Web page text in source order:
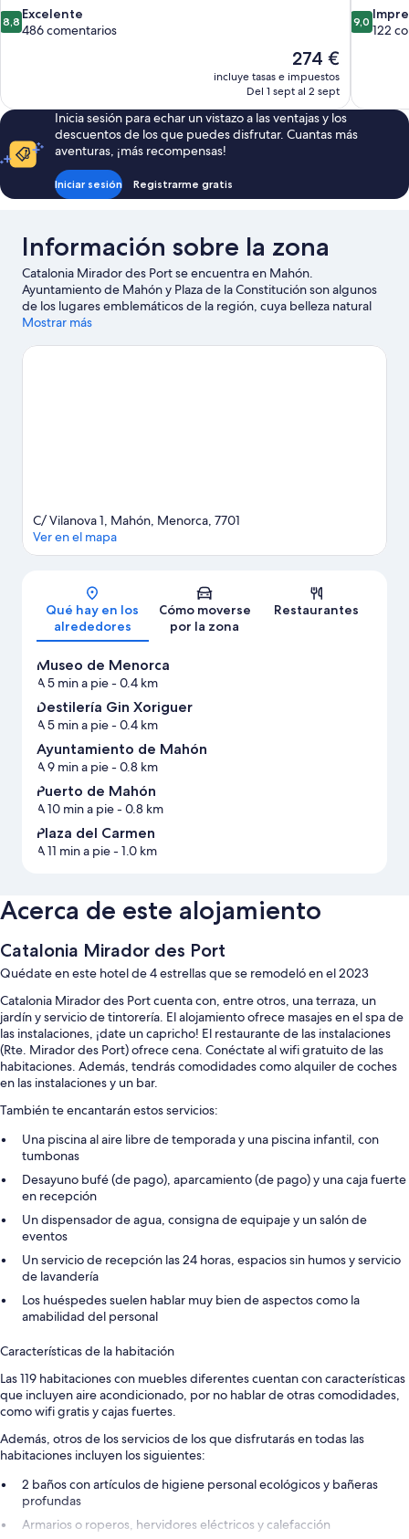
8.8
sobre
8,8 Excelente
486 comentarios
El
precio
actual
de
274 €
274 €
incluye tasas e impuestos
Del 1 sept al 2 sept
9.0
sobre
9,0
122
Inicia sesión para echar un vistazo a las ventajas y los
descuentos de los que puedes disfrutar. Cuantas más
aventuras, ¡más recompensas!
Iniciar sesión Registrarme gratis
Información sobre la zona
Catalonia Mirador des Port se encuentra en Mahón.
Ayuntamiento de Mahón y Plaza de la Constitución son algunos
de los lugares emblemáticos de la región, cuya belleza natural
puedes admirar en Playa de Santo Tomás y Reserva Marina del
acuático Splash Sur Menorca también merecen la pena.
Ver guía
Mostrar más
Mapa
C/ Vilanova 1, Mahón, Menorca, 7701
Ver en el mapa
Qué hay en los
alrededores
Cómo moverse
por la zona
Restaurantes
Museo de Menorca
A 5 min a pie- 0.4 km
Destilería Gin Xoriguer
A 5 min a pie- 0.4 km
Ayuntamiento de Mahón
A 9 min a pie- 0.8 km
Puerto de Mahón
A 10 min a pie- 0.8 km
Plaza del Carmen
A 11 min a pie- 1.0 km
Acerca de este alojamiento
Catalonia Mirador des Port
Quédate en este hotel de 4 estrellas que se remodeló en el 2023
Catalonia Mirador des Port cuenta con, entre otros, una terraza, un
jardín y servicio de tintorería. El alojamiento ofrece masajes en el spa de
las instalaciones, ¡date un capricho! El restaurante de las instalaciones
(Rte. Mirador des Port) ofrece cena. Conéctate al wifi gratuito de las
habitaciones. Además, tendrás comodidades como alquiler de coches
en las instalaciones y un bar.
También te encantarán estos servicios:
Una piscina al aire libre de temporada y una piscina infantil, con
tumbonas
Desayuno bufé (de pago), aparcamiento (de pago) y una caja fuerte
en recepción
Un dispensador de agua, consigna de equipaje y un salón de
eventos
Un servicio de recepción las 24 horas, espacios sin humos y servicio
de lavandería
Los huéspedes suelen hablar muy bien de aspectos como la
amabilidad del personal
Características de la habitación
Las 119 habitaciones con muebles diferentes cuentan con características
que incluyen aire acondicionado, por no hablar de otras comodidades,
como wifi gratis y cajas fuertes.
Además, otros de los servicios de los que disfrutarás en todas las
habitaciones incluyen los siguientes:
2 baños con artículos de higiene personal ecológicos y bañeras
profundas
Armarios o roperos, hervidores eléctricos y calefacción